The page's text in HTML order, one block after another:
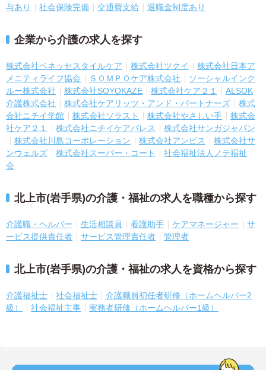
与あり
社会保険完備 交通費支給 退職金制度あり
企業から介護の求人を探す
株式会社ベネッセスタイルケア 株式会社ツクイ
株式会社日本ア
メニティライフ協会
ＳＯＭＰＯケア株式会社
ソーシャルインク
ルー株式会社
株式会社SOYOKAZE 株式会社ケア２１
ALSOK
介護株式会社
株式会社ケアリッツ・アンド・パートナーズ
株式
会社ニチイ学館
株式会社ソラスト 株式会社やさしい手
株式会
社ケア２１
株式会社ニチイケアパレス
株式会社サンガジャパン
株式会社川島コーポレーション
株式会社アンビス
株式会社サ
ンウェルズ
株式会社スーパー・コート
社会福祉法人ノテ福祉
会
北上市(岩手県)の介護・福祉の求人を職種から探す
介護職・ヘルパー 生活相談員 看護助手 ケアマネージャー
サ
ービス提供責任者
サービス管理責任者 管理者
北上市(岩手県)の介護・福祉の求人を資格から探す
介護福祉士 社会福祉士
介護職員初任者研修（ホームヘルパー2
級）
社会福祉主事 実務者研修（ホームヘルパー1級）